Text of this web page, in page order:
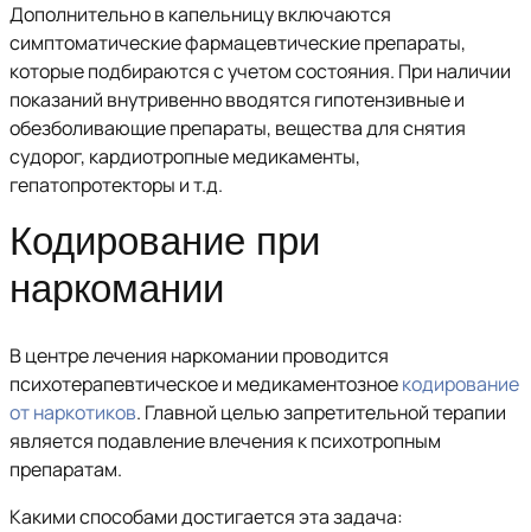
Дополнительно в капельницу включаются
симптоматические фармацевтические препараты,
которые подбираются с учетом состояния. При наличии
показаний внутривенно вводятся гипотензивные и
обезболивающие препараты, вещества для снятия
судорог, кардиотропные медикаменты,
гепатопротекторы и т.д.
Кодирование при
наркомании
В центре лечения наркомании проводится
психотерапевтическое и медикаментозноекодирование
от наркотиков. Главной целью запретительной терапии
является подавление влечения к психотропным
препаратам.
Какими способами достигается эта задача: